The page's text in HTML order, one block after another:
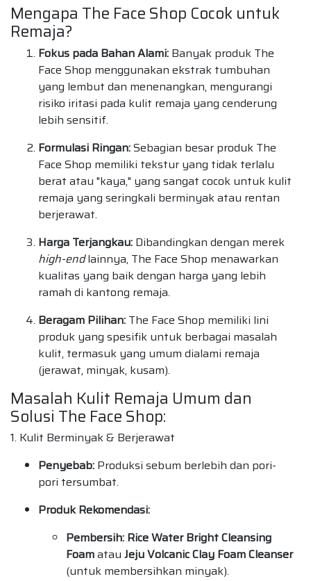
Mengapa The Face Shop Cocok untuk
Remaja?
Fokus pada Bahan Alami: Banyak produk The
Face Shop menggunakan ekstrak tumbuhan
yang lembut dan menenangkan, mengurangi
risiko iritasi pada kulit remaja yang cenderung
lebih sensitif.
Formulasi Ringan:Sebagian besar produk The
Face Shop memiliki tekstur yang tidak terlalu
berat atau "kaya," yang sangat cocok untuk kulit
remaja yang seringkali berminyak atau rentan
berjerawat.
Harga Terjangkau: Dibandingkan dengan merek
high-endlainnya, The Face Shop menawarkan
kualitas yang baik dengan harga yang lebih
ramah di kantong remaja.
Beragam Pilihan: The Face Shop memiliki lini
produk yang spesifik untuk berbagai masalah
kulit, termasuk yang umum dialami remaja
(jerawat, minyak, kusam).
Masalah Kulit Remaja Umum dan
Solusi The Face Shop:
1. Kulit Berminyak & Berjerawat
Penyebab: Produksi sebum berlebih dan pori-
pori tersumbat.
Produk Rekomendasi:
Pembersih: Rice Water Bright Cleansing
Foamatau Jeju Volcanic Clay Foam Cleanser
(untuk membersihkan minyak).